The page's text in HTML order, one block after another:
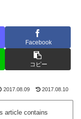
Facebook
コピー
2017.08.09 2017.08.10
article contains